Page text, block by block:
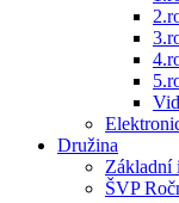
Družina
Základní
ŠVP